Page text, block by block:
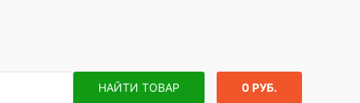
НАЙТИ ТОВАР 0 РУБ.